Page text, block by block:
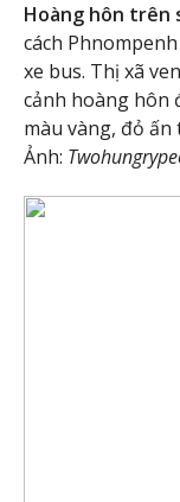
Hoàng hôn trên
cách
xe bus. Thị xã
cảnh hoàng hôn
màu vàng, đỏ
Ảnh: